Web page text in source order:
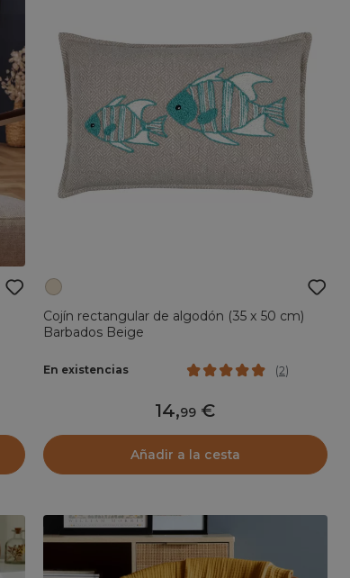
Cojín rectangular de algodón (35 x 50 cm)
Barbados Beige
En existencias (2)
14,99
Añadir a la cesta